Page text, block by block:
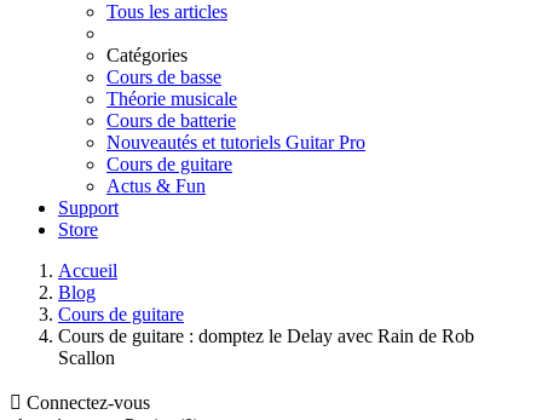
Tous les articles
Catégories
Cours de basse
Théorie musicale
Cours de batterie
Nouveautés et tutoriels Guitar Pro
Cours de guitare
Actus & Fun
Support
Store
Accueil
Blog
Cours de guitare
Cours de guitare : domptez le Delay avec Rain de Rob
Scallon
 Connectez-vous